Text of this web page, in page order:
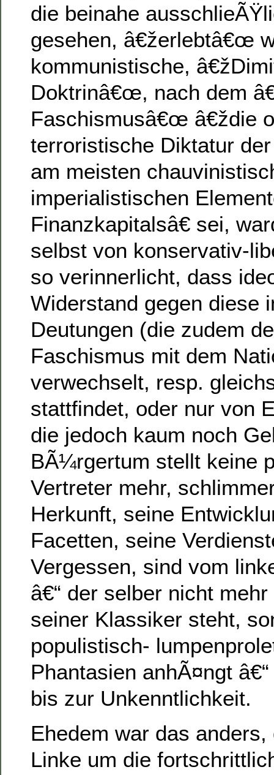
die beinahe
gesehen, â€žerlebtâ€œ
kommunistische,
Doktrinâ€œ, nach dem
Faschismusâ€œ â€ždie
terroristische Diktatur
am meisten
imperialistischen
Finanzkapitalsâ€ sei,
selbst von konservativ-
so verinnerlicht, dass
Widerstand gegen diese
Deutungen (die zudem
Faschismus mit dem
verwechselt, resp.
stattfindet, oder nur von
die jedoch kaum noch
BÃ¼rgertum stellt keine
Vertreter mehr,
Herkunft, seine
Facetten, seine
Vergessen, sind vom
â€“ der selber nicht
seiner Klassiker steht,
populistisch-
Phantasien anhÃ¤ngt
bis zur Unkenntlichkeit.
Ehedem war das
Linke um die